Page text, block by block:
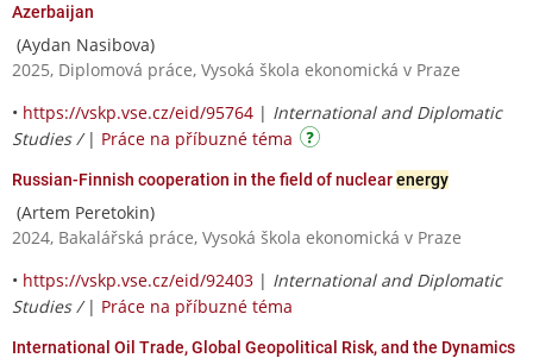
Azerbaijan
(Aydan Nasibova)
2025, Diplomová práce, Vysoká škola ekonomická v Praze
• https://vskp.vse.cz/eid/95764 | International and Diplomatic
Studies / | Práce na příbuzné téma
Russian-Finnish cooperation in the field of nuclearenergy
(Artem Peretokin)
2024, Bakalářská práce, Vysoká škola ekonomická v Praze
• https://vskp.vse.cz/eid/92403 | International and Diplomatic
Studies / | Práce na příbuzné téma
International Oil Trade, Global Geopolitical Risk, and the Dynamics